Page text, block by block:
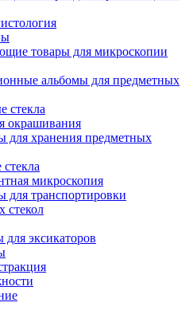
товары для микроскопии
альбомы для предметных
стекла
окрашивания
для хранения предметных
микроскопия
для транспортировки
стекол
для эксикаторов